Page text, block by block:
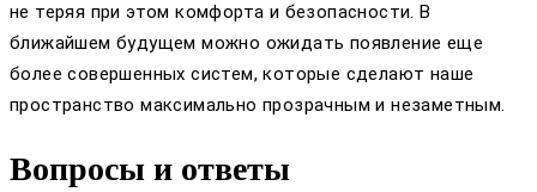
не теряя при этом комфорта и безопасности. В
ближайшем будущем можно ожидать появление еще
более совершенных систем, которые сделают наше
пространство максимально прозрачным и незаметным.
Вопросы и ответы